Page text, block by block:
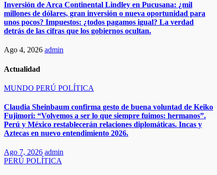
Inversión de Arca Continental Lindley en Pucusana: ¿mil
millones de dólares, gran inversión o nueva oportunidad para
unos pocos? Impuestos: ¿todos pagamos igual? La verdad
detrás de las cifras que los gobiernos ocultan.
Ago 4, 2026 admin
Actualidad
MUNDO PERÚ POLÍTICA
​​Claudia Sheinbaum confirma gesto de buena voluntad de Keiko
Fujimori: “Volvemos a ser lo que siempre fuimos: hermanos”.
Perú y México restablecerán relaciones diplomáticas. Incas y
Aztecas en nuevo entendimiento 2026.​
Ago 7, 2026 admin
PERÚ POLÍTICA